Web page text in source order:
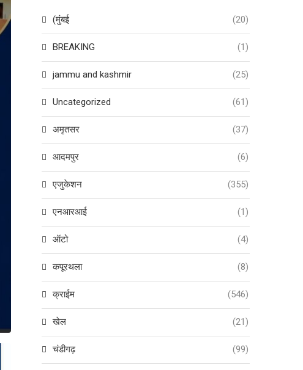
(मुंबई (20)
BREAKING (1)
jammu and kashmir (25)
Uncategorized (61)
अमृतसर (37)
आदमपुर (6)
एजुकेशन (355)
एनआरआई (1)
ऑटो (4)
कपूरथला (8)
क्राईम (546)
खेल (21)
चंडीगढ़ (99)